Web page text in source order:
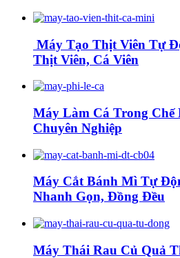
Máy Tạo Thịt Viên Tự
Thịt Viên, Cá Viên
Máy Làm Cá Trong Chế
Chuyên Nghiệp
Máy Cắt Bánh Mì Tự
Nhanh Gọn, Đồng Đều
Máy Thái Rau Củ Quả